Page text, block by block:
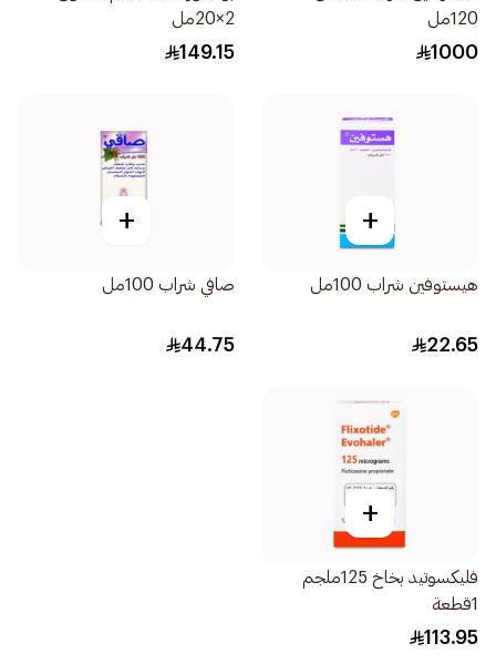
120مل
1000
2×20مل
149.15
+
هيستوفين شراب 100مل
22.65
+
صافي شراب 100مل
44.75
+
فليكسوتيد بخاخ 125ملجم
1قطعة
113.95